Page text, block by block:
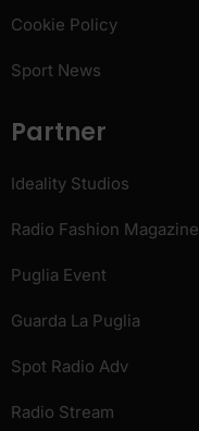
Cookie Policy
Sport News
Partner
Ideality Studios
Radio Fashion Magazine
Puglia Event
Guarda La Puglia
Spot Radio Adv
Radio Stream